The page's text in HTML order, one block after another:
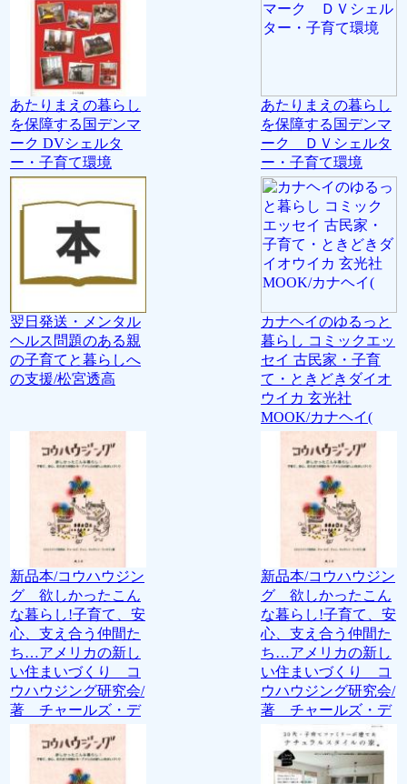
あたりまえの暮らし
を保障する国デンマ
ーク DVシェルタ
ー・子育て環境
あたりまえの暮らし
を保障する国デンマ
ーク ＤＶシェルタ
ー・子育て環境
翌日発送・メンタル
ヘルス問題のある親
の子育てと暮らしへ
の支援/松宮透高
カナヘイのゆるっと
暮らし コミックエッ
セイ 古民家・子育
て・ときどきダイオ
ウイカ 玄光社
MOOK/カナヘイ(
新品本/コウハウジン
グ 欲しかったこん
な暮らし!子育て、安
心、支え合う仲間た
ち…アメリカの新し
い住まいづくり コ
ウハウジング研究会/
著 チャールズ・デ
新品本/コウハウジン
グ 欲しかったこん
な暮らし!子育て、安
心、支え合う仲間た
ち…アメリカの新し
い住まいづくり コ
ウハウジング研究会/
著 チャールズ・デ